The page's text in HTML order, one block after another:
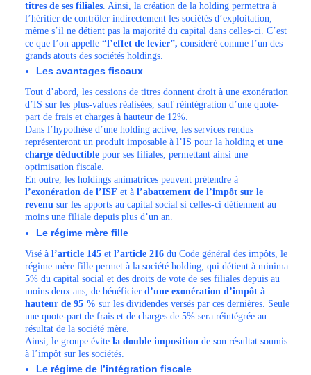
titres de ses filiales. Ainsi, la création de la holding permettra à
l’héritier de contrôler indirectement les sociétés d’exploitation,
même s’il ne détient pas la majorité du capital dans celles-ci. C’est
ce que l’on appelle “l’effet de levier”, considéré comme l’un des
grands atouts des sociétés holdings.
Les avantages fiscaux
Tout d’abord, les cessions de titres donnent droit à une exonération
d’IS sur les plus-values réalisées, sauf réintégration d’une quote-
part de frais et charges à hauteur de 12%.
Dans l’hypothèse d’une holding active, les services rendus
représenteront un produit imposable à l’IS pour la holding et une
charge déductible pour ses filiales, permettant ainsi une
optimisation fiscale.
En outre, les holdings animatrices peuvent prétendre à
l’exonération de l’ISF et à l’abattement de l’impôt sur le
revenu sur les apports au capital social si celles-ci détiennent au
moins une filiale depuis plus d’un an.
Le régime mère fille
Visé à l’article 145 et l’article 216 du Code général des impôts, le
régime mère fille permet à la société holding, qui détient à minima
5% du capital social et des droits de vote de ses filiales depuis au
moins deux ans, de bénéficier d’une exonération d’impôt à
hauteur de 95 % sur les dividendes versés par ces dernières. Seule
une quote-part de frais et de charges de 5% sera réintégrée au
résultat de la société mère.
Ainsi, le groupe évite la double imposition de son résultat soumis
à l’impôt sur les sociétés.
Le régime de l’intégration fiscale